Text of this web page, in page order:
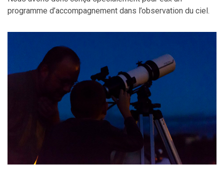
programme d’accompagnement dans l’observation du ciel.